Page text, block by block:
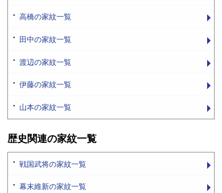
高橋の家紋一覧
田中の家紋一覧
渡辺の家紋一覧
伊藤の家紋一覧
山本の家紋一覧
歴史関連の家紋一覧
戦国武将の家紋一覧
幕末維新の家紋一覧